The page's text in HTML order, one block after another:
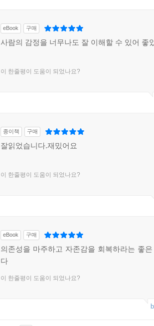
eBook 구매
사람의 감정을 너무나도 잘 이해할 수 있어 좋
이 한줄평이 도움이 되었나요?
종이책 구매
잘읽었습니다.재밌어요
이 한줄평이 도움이 되었나요?
eBook 구매
의존성을 마주하고 자존감을 회복하라는 좋
다
이 한줄평이 도움이 되었나요?